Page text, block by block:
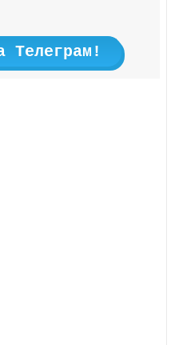
Телеграм!